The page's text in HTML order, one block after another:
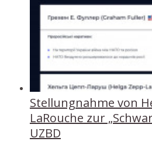
Stellungnahme von
LaRouche zur
UZBD